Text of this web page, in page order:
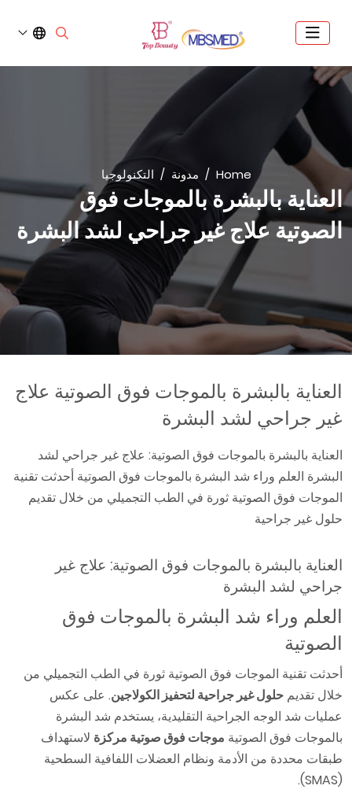
Home مدونة التكنولوجيا
العناية بالبشرة بالموجات فوق
الصوتية علاج غير جراحي لشد البشرة
العناية بالبشرة بالموجات فوق الصوتية علاج
غير جراحي لشد البشرة
العناية بالبشرة بالموجات فوق الصوتية: علاج غير جراحي لشد
البشرة العلم وراء شد البشرة بالموجات فوق الصوتية أحدثت تقنية
الموجات فوق الصوتية ثورة في الطب التجميلي من خلال تقديم
حلول غير جراحية
العناية بالبشرة بالموجات فوق الصوتية: علاج غير
جراحي لشد البشرة
العلم وراء شد البشرة بالموجات فوق
الصوتية
أحدثت تقنية الموجات فوق الصوتية ثورة في الطب التجميلي من
خلال تقديم حلول غير جراحية لتحفيز الكولاجين. على عكس
عمليات شد الوجه الجراحية التقليدية، يستخدم شد البشرة
بالموجات فوق الصوتية موجات فوق صوتية مركزة لاستهداف
طبقات محددة من الأدمة ونظام العضلات اللفافية السطحية
(SMAS).